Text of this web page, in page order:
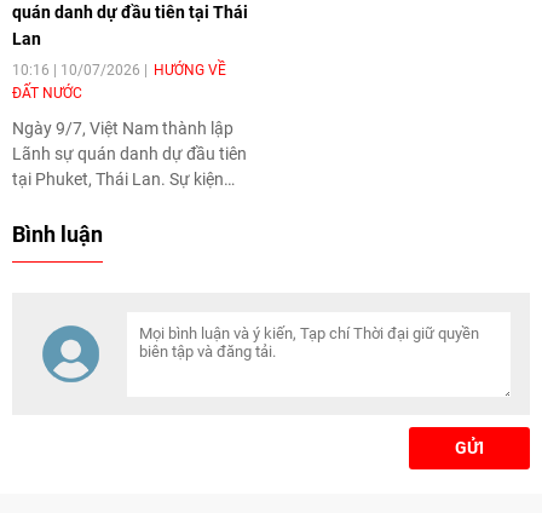
quán danh dự đầu tiên tại Thái
Lan
10:16 | 10/07/2026
HƯỚNG VỀ
ĐẤT NƯỚC
Ngày 9/7, Việt Nam thành lập
Lãnh sự quán danh dự đầu tiên
tại Phuket, Thái Lan. Sự kiện
của Việt Nam tại Thái Lan, tăng
Andaman.
Bình luận
GỬI